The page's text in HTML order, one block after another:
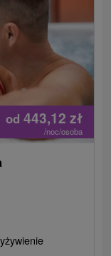
od 443,12 zł
/noc/osoba